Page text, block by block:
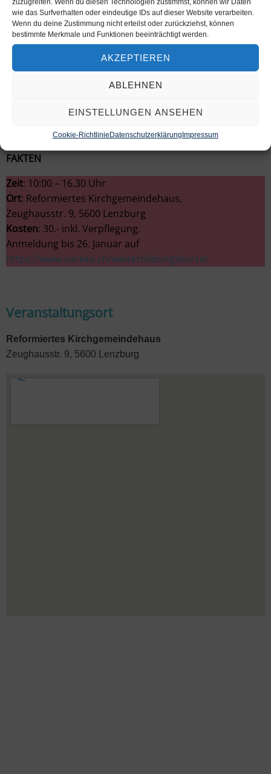
zuzugreifen. Wenn du diesen Technologien zustimmst, können wir Daten
wie das Surfverhalten oder eindeutige IDs auf dieser Website verarbeiten.
Wenn du deine Zustimmung nicht erteilst oder zurückziehst, können
bestimmte Merkmale und Funktionen beeinträchtigt werden.
AKZEPTIEREN
ABLEHNEN
EINSTELLUNGEN ANSEHEN
Cookie-Richtlinie Datenschutzerklärung Impressum
Projektaufbau, Vernetzung
Anknüpfung an die Lebenswelt der Familien
Erlebnispädagogische Umsetzung
der Themen in die Praxis
Erfahrungsbericht „Wie haben wir es gemacht
und was sind unsere Erfahrungen“
Die Workshops dauern eine knappe Stunde und
werden je zweimal durchgeführt
FAKTEN
Zeit: 10:00 – 16.30 Uhr
Ort: Reformiertes Kirchgemeindehaus,
Zeughausstr. 9, 5600 Lenzburg
Kosten: 30.- inkl. Verpflegung.
Anmeldung bis 26. Januar auf
https://www.aareka.ch/weiterbildungskurse/
Veranstaltungsort
Reformiertes Kirchgemeindehaus
Zeughausstr. 9, 5600 Lenzburg